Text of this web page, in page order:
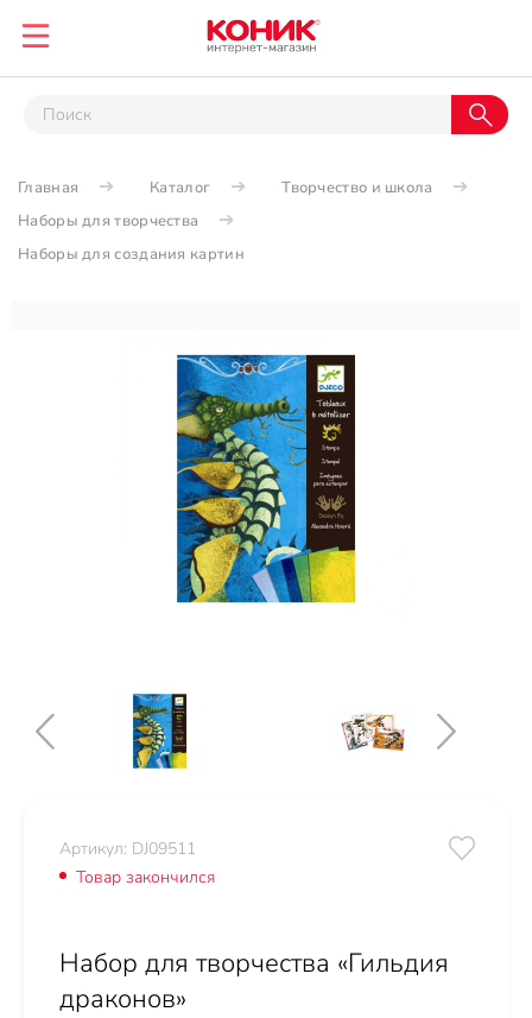
Главная Каталог
Творчество и школа
Наборы для творчества
Наборы для создания картин
Артикул: DJ09511
Товар закончился
Набор для творчества «Гильдия
драконов»